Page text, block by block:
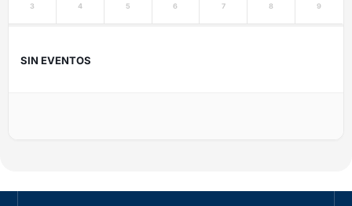
3 4 5 6 7 8 9
SIN EVENTOS